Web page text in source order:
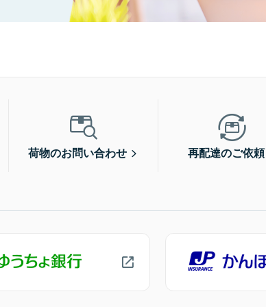
荷物のお問い合わせ 再配達のご依頼